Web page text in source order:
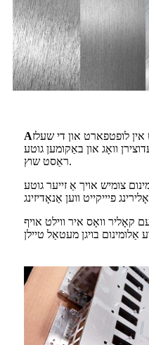
Aאין לופטפארט און די שעלז
וואָג און באַקומען גוטע
ראַסט שוץ.
צומיש אויך אַ זייער גוטע
קאָליר וואָס איר ווילט אויף